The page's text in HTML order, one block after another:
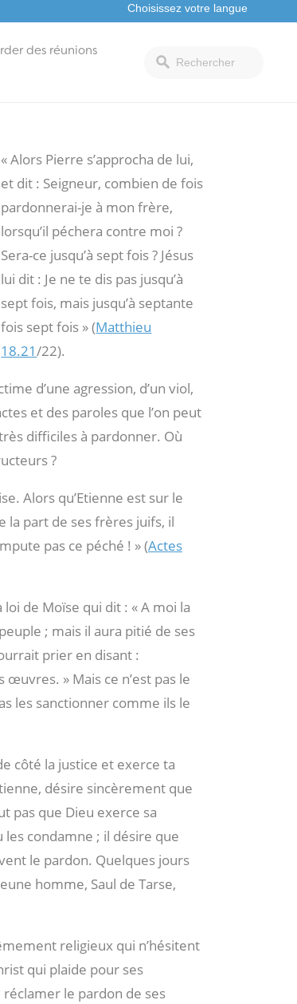
des réunions
« Alors Pierre s’approcha de lui,
et dit : Seigneur, combien de fois
pardonnerai-je à mon frère,
lorsqu’il péchera contre moi ?
Sera-ce jusqu’à sept fois ? Jésus
lui dit : Je ne te dis pas jusqu’à
sept fois, mais jusqu’à septante
fois sept fois » (Matthieu
18.21/22).
d’une agression, d’un viol,
et des paroles que l’on peut
difficiles à pardonner. Où
?
Alors qu’Etienne est sur le
la part de ses frères juifs, il
pas ce péché ! » (Actes
de Moïse qui dit : « A moi la
; mais il aura pitié de ses
prier en disant :
» Mais ce n’est pas le
les sanctionner comme ils le
côté la justice et exerce ta
désire sincèrement que
pas que Dieu exerce sa
condamne ; il désire que
le pardon. Quelques jours
homme, Saul de Tarse,
religieux qui n’hésitent
qui plaide pour ses
le pardon de ses